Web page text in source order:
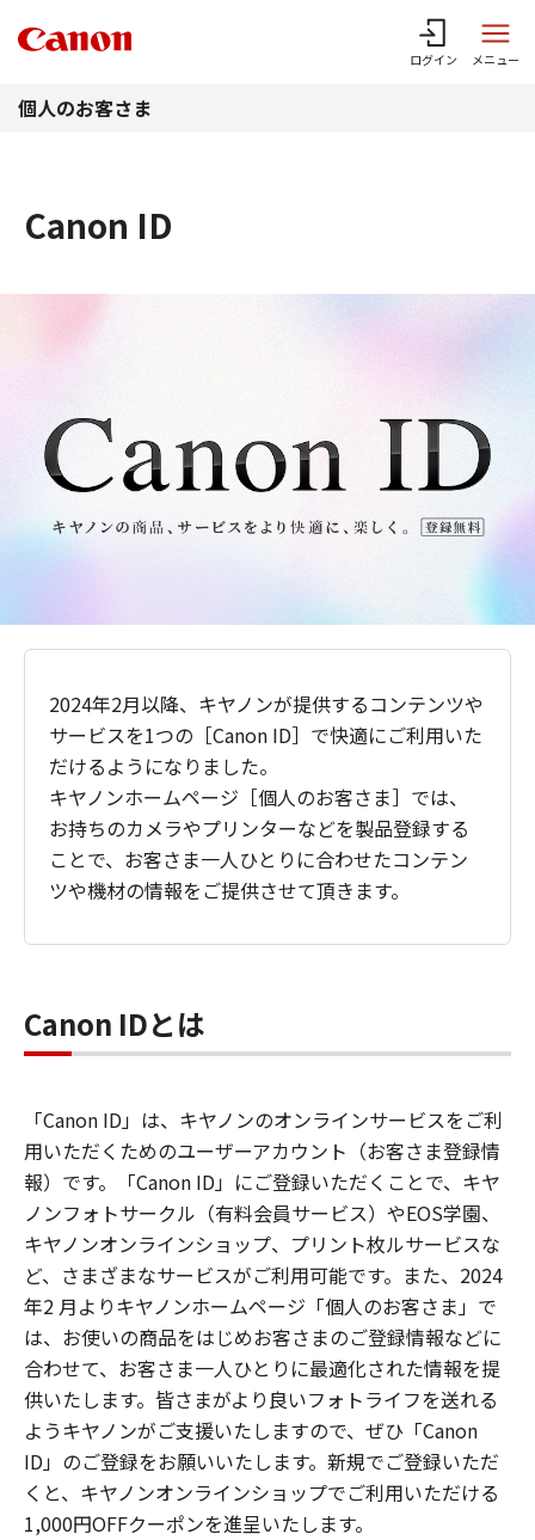
ログイン メニュー
個人のお客さま
Canon ID
2024年2月以降、キヤノンが提供するコンテンツや
サービスを1つの［Canon ID］で快適にご利用いた
だけるようになりました。
キヤノンホームページ［個人のお客さま］では、
お持ちのカメラやプリンターなどを製品登録する
ことで、お客さま一人ひとりに合わせたコンテン
ツや機材の情報をご提供させて頂きます。
Canon IDとは
「Canon ID」は、キヤノンのオンラインサービスをご利
用いただくためのユーザーアカウント（お客さま登録情
報）です。「Canon ID」にご登録いただくことで、キヤ
ノンフォトサークル（有料会員サービス）やEOS学園、
キヤノンオンラインショップ、プリント枚ルサービスな
ど、さまざまなサービスがご利用可能です。また、2024
年2 月よりキヤノンホームページ「個人のお客さま」で
は、お使いの商品をはじめお客さまのご登録情報などに
合わせて、お客さま一人ひとりに最適化された情報を提
供いたします。皆さまがより良いフォトライフを送れる
ようキヤノンがご支援いたしますので、ぜひ「Canon
ID」のご登録をお願いいたします。新規でご登録いただ
くと、キヤノンオンラインショップでご利用いただける
1,000円OFFクーポンを進呈いたします。